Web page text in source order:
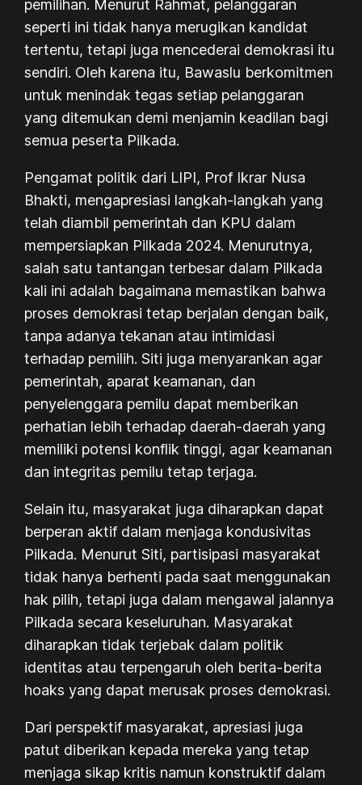
pemilihan. Menurut Rahmat, pelanggaran
seperti ini tidak hanya merugikan kandidat
tertentu, tetapi juga mencederai demokrasi itu
sendiri. Oleh karena itu, Bawaslu berkomitmen
untuk menindak tegas setiap pelanggaran
yang ditemukan demi menjamin keadilan bagi
semua peserta Pilkada.
Pengamat politik dari LIPI, Prof Ikrar Nusa
Bhakti, mengapresiasi langkah-langkah yang
telah diambil pemerintah dan KPU dalam
mempersiapkan Pilkada 2024. Menurutnya,
salah satu tantangan terbesar dalam Pilkada
kali ini adalah bagaimana memastikan bahwa
proses demokrasi tetap berjalan dengan baik,
tanpa adanya tekanan atau intimidasi
terhadap pemilih. Siti juga menyarankan agar
pemerintah, aparat keamanan, dan
penyelenggara pemilu dapat memberikan
perhatian lebih terhadap daerah-daerah yang
memiliki potensi konflik tinggi, agar keamanan
dan integritas pemilu tetap terjaga.
Selain itu, masyarakat juga diharapkan dapat
berperan aktif dalam menjaga kondusivitas
Pilkada. Menurut Siti, partisipasi masyarakat
tidak hanya berhenti pada saat menggunakan
hak pilih, tetapi juga dalam mengawal jalannya
Pilkada secara keseluruhan. Masyarakat
diharapkan tidak terjebak dalam politik
identitas atau terpengaruh oleh berita-berita
hoaks yang dapat merusak proses demokrasi.
Dari perspektif masyarakat, apresiasi juga
patut diberikan kepada mereka yang tetap
menjaga sikap kritis namun konstruktif dalam